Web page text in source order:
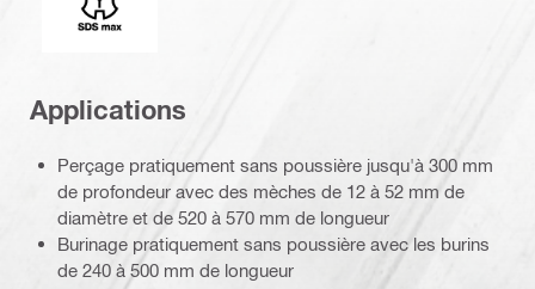
Applications
Perçage pratiquement sans poussière jusqu'à 300 mm
de profondeur avec des mèches de 12 à 52 mm de
diamètre et de 520 à 570 mm de longueur
Burinage pratiquement sans poussière avec les burins
de 240 à 500 mm de longueur